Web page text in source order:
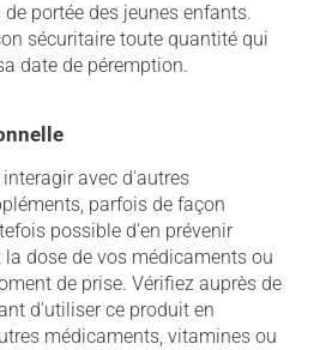
portée des jeunes enfants.
sécuritaire toute quantité qui
date de péremption.
avec d'autres
parfois de façon
possible d'en prévenir
dose de vos médicaments ou
de prise. Vérifiez auprès de
d'utiliser ce produit en
médicaments, vitamines ou